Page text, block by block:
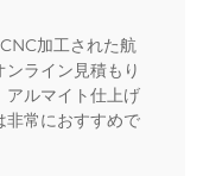
加工された航
ライン見積もり
アルマイト仕上げ
非常におすすめで